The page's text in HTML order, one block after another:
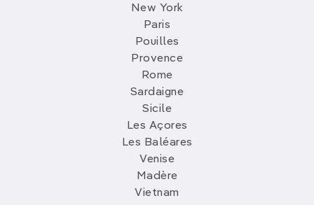
New York
Paris
Pouilles
Provence
Rome
Sardaigne
Sicile
Les Açores
Les Baléares
Venise
Madère
Vietnam